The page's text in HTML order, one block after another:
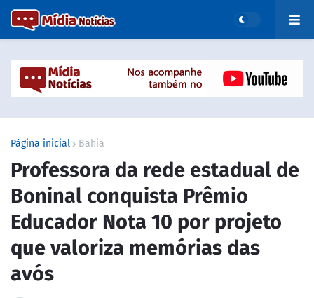
Página inicial Bahia
Professora da rede estadual de
Boninal conquista Prêmio
Educador Nota 10 por projeto
que valoriza memórias das
avós